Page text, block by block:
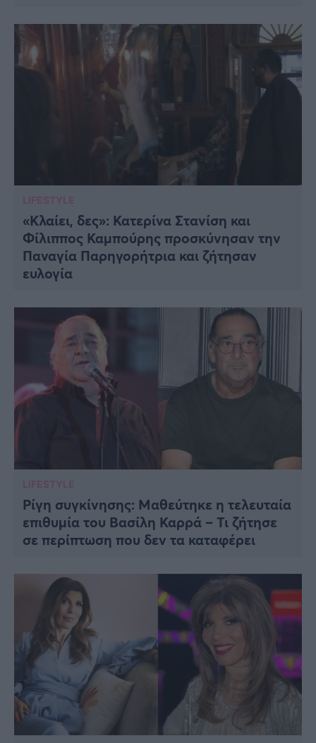
LIFESTYLE
«Κλαίει, δες»: Κατερίνα Στανίση και
Φίλιππος Καμπούρης προσκύνησαν την
Παναγία Παρηγορήτρια και ζήτησαν
ευλογία
LIFESTYLE
Ρίγη συγκίνησης: Μαθεύτηκε η τελευταία
επιθυμία του Βασίλη Καρρά – Τι ζήτησε
σε περίπτωση που δεν τα καταφέρει